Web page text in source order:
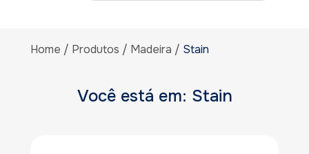
Home Produtos Madeira Stain
Você está em: Stain